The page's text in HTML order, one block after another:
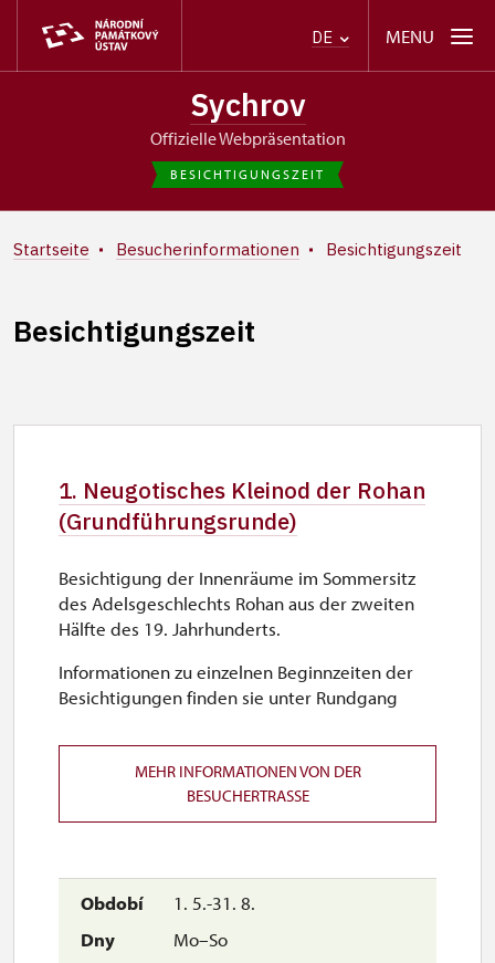
DE MENU
Sychrov
offizielle Webpräsentation
BESICHTIGUNGSZEIT
Startseite Besucherinformationen Besichtigungszeit
Besichtigungszeit
1. Neugotisches Kleinod der Rohan
(Grundführungsrunde)
1. 5.-31. 8.
Mo–So
Besichtigung der Innenräume im Sommersitz
des Adelsgeschlechts Rohan aus der zweiten
Hälfte des 19. Jahrhunderts.
Informationen zu einzelnen Beginnzeiten der
Besichtigungen finden sie unter Rundgang
MEHR INFORMATIONEN VON DER
BESUCHERTRASSE